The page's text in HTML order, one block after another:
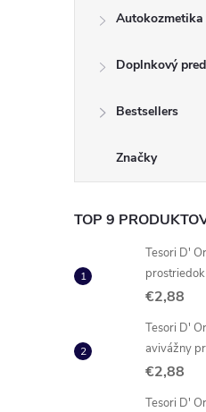
Autokozmetika
Doplnkový
Bestsellers
Značky
TOP 9
Tesori D'
€2,88
Tesori D'
avivážny
€2,88
Tesori D'
–8 %
Sada